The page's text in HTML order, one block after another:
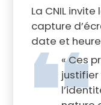
La CNIL
capture
date et
« Ces